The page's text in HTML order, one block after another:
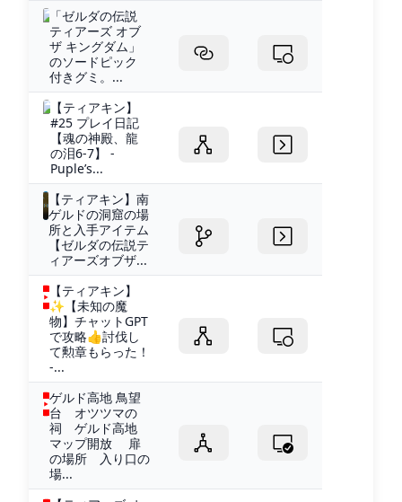
「ゼルダの伝説
ティアーズ オブ
ザ キングダム」
のソードピック
付きグミ。...
【ティアキン】
#25 プレイ日記
【魂の神殿、龍
の泪6-7】 -
Puple’s...
【ティアキン】︎南
ゲルドの洞窟の場
所と入手アイテム
【ゼルダの伝説テ
ィアーズオブザ...
【ティアキン】
✨【未知の魔
物】チャットGPT
で攻略👍討伐し
て勲章もらった！
-...
ゲルド高地 鳥望
台 オツツマの
祠 ゲルド高地
マップ開放 扉
の場所 入り口の
場...